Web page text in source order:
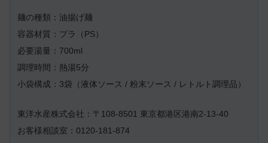
麺の種類：油揚げ麺
容器材質：プラ（PS）
必要湯量：700ml
調理時間：熱湯5分
小袋構成：3袋（液体ソース / 粉末ソース / レトルト調理品）
東洋水産株式会社：〒108-8501 東京都港区港南2-13-40
お客様相談室：0120-181-874